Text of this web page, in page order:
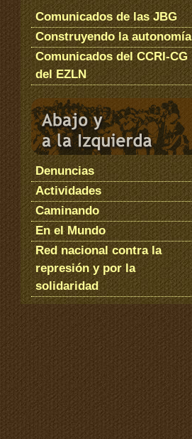
Comunicados de las JBG
Construyendo la autonomía
Comunicados del CCRI-CG
del EZLN
Denuncias
Actividades
Caminando
En el Mundo
Red nacional contra la
represión y por la
solidaridad